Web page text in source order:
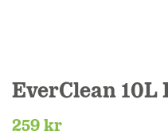
EverClean
259 kr